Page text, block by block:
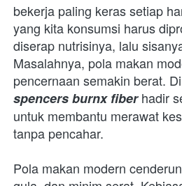
bekerja paling keras setiap
yang kita konsumsi harus
diserap nutrisinya, lalu
Masalahnya, pola makan
spencers burnx fiber hadir
untuk membantu merawat
tanpa pencahar.
Pola makan modern